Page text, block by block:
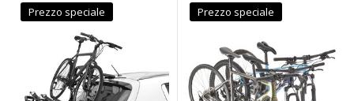
Prezzo speciale Prezzo speciale